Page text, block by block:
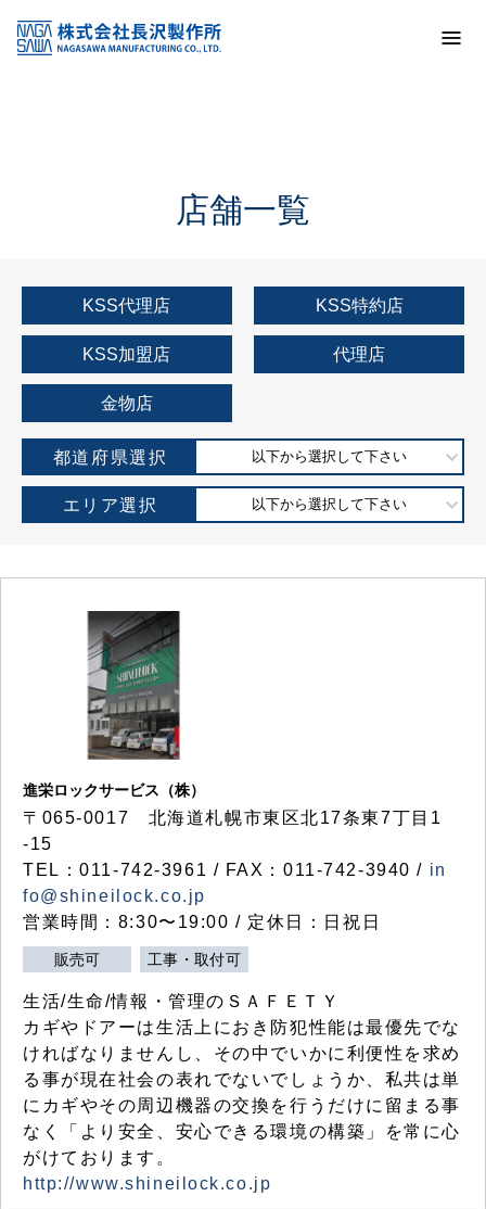
KSS加盟店・取扱店情報
店舗一覧
店舗一覧
KSS代理店 KSS特約店
KSS加盟店 代理店
金物店
都道府県選択 以下から選択して下さい
エリア選択 以下から選択して下さい
進栄ロックサービス（株）
〒065-0017 北海道札幌市東区北17条東7丁目1
-15
TEL：011-742-3961 / FAX：011-742-3940 / in
fo@shineilock.co.jp
営業時間：8:30〜19:00 / 定休日：日祝日
販売可 工事・取付可
生活/生命/情報・管理のＳＡＦＥＴＹ
カギやドアーは生活上におき防犯性能は最優先でな
ければなりませんし、その中でいかに利便性を求め
る事が現在社会の表れでないでしょうか、私共は単
にカギやその周辺機器の交換を行うだけに留まる事
なく「より安全、安心できる環境の構築」を常に心
がけております。
http://www.shineilock.co.jp